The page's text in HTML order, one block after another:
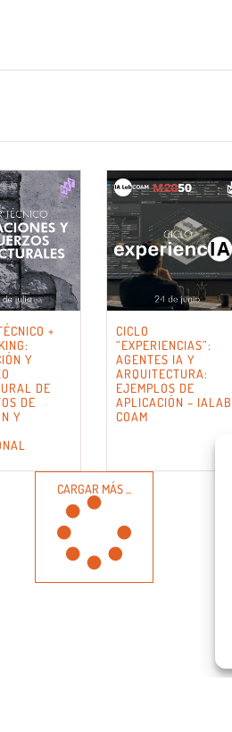
+
Y
DE
DE
Y
CICLO
“EXPERIENCIAS”:
AGENTES IA Y
ARQUITECTURA:
EJEMPLOS DE
APLICACIÓN – IALAB
COAM
CARGAR MÁS ...